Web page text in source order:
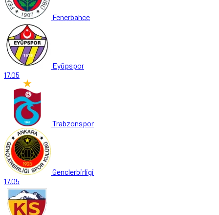
Fenerbahce
Eyüpspor
17.05
Trabzonspor
Genclerbirligi
17.05